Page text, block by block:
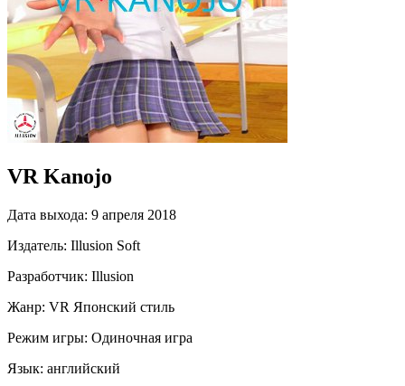
VR Kanojo
Дата выхода: 9 апреля 2018
Издатель: Illusion Soft
Разработчик: Illusion
Жанр: VR Японский стиль
Режим игры: Одиночная игра
Язык: английский